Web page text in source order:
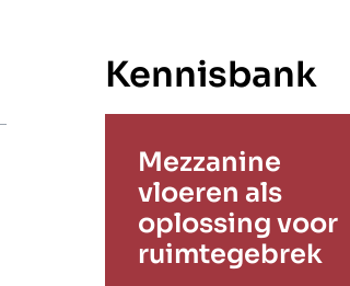
Kennisbank
Mezzanine
vloeren als
oplossing voor
ruimtegebrek